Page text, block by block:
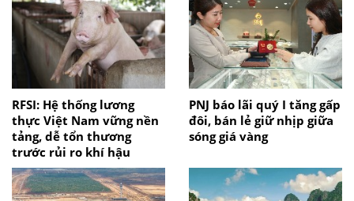
RFSI: Hệ thống lương
thực Việt Nam vững nền
tảng, dễ tổn thương
trước rủi ro khí hậu
PNJ báo lãi quý I tăng gấp
đôi, bán lẻ giữ nhịp giữa
sóng giá vàng